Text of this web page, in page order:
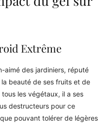
Extrême
aimé des jardiniers, réputé
beauté de ses fruits et de
les végétaux, il a ses
destructeurs pour ce
pouvant tolérer de légères